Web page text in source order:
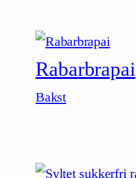
Rabarbrapai
Bakst